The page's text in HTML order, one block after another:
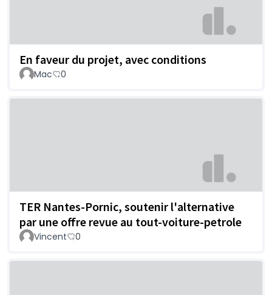
En faveur du projet, avec conditions
Mac 0
TER Nantes-Pornic, soutenir l'alternative
par une offre revue au tout-voiture-petrole
Vincent 0